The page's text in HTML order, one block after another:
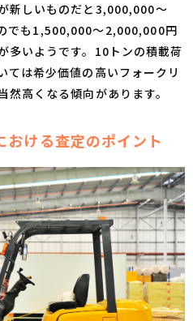
新しいものだと3,000,000〜
でも1,500,000〜2,000,000円
多いようです。10トンの積載荷
ては希少価値の高いフォークリ
高くなる傾向があります。
ける査定のポイント